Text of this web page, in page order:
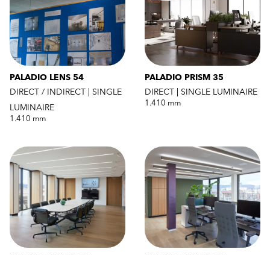
PALADIO LENS 54
DIRECT / INDIRECT | SINGLE
LUMINAIRE
1.410 mm
PALADIO PRISM 35
DIRECT | SINGLE LUMINAIRE
1.410 mm